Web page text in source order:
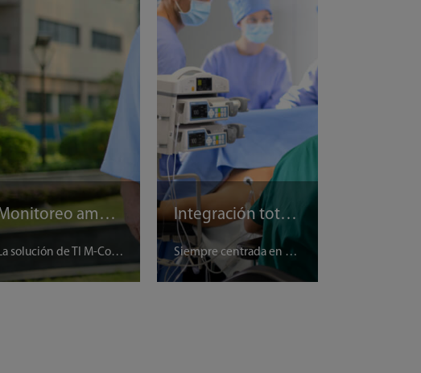
Monitoreo ambulatorio cómodo para el paciente
La solución de TI M-Connect ofrece una solución de monitoreo móvil cómoda y eficaz para los pacientes con enfermedades cardíacas. Además de mejorar la seguridad del paciente gracias a la visibilidad de los datos, reduce las limitaciones que restringen a los pacientes y proporciona una atención de mayor calidad.
Integración total, diagnóstico y tratamiento de alta calidad
Siempre centrada en el paciente, la solución de TI M-Connect conecta los dispositivos de cabecera, como los ventiladores y las bombas de infusión, al sistema de monitoreo e integra orgánicamente los datos de estos dispositivos. Se suministran aplicaciones clínicas basadas en la integración de los datos para ayudar al personal médico a mejorar la calidad del diagnóstico y el tratamiento.